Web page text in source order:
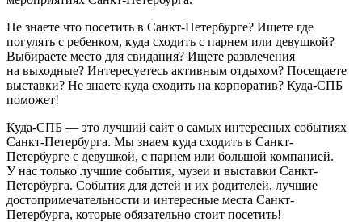
Не знаете что посетить в Санкт-Петербурге? Ищете где
погулять с ребенком, куда сходить с парнем или девушкой?
Выбираете место для свидания? Ищете развлечения
на выходные? Интересуетесь активным отдыхом? Посещаете
выставки? Не знаете куда сходить на корпоратив? Куда-СПБ
поможет!
Куда-СПБ — это лучший сайт о самых интересных событиях
Санкт-Петербурга. Мы знаем куда сходить в Санкт-
Петербурге с девушкой, с парнем или большой компанией.
У нас только лучшие события, музеи и выставки Санкт-
Петербурга. События для детей и их родителей, лучшие
достопримечательности и интересные места Санкт-
Петербурга, которые обязательно стоит посетить!